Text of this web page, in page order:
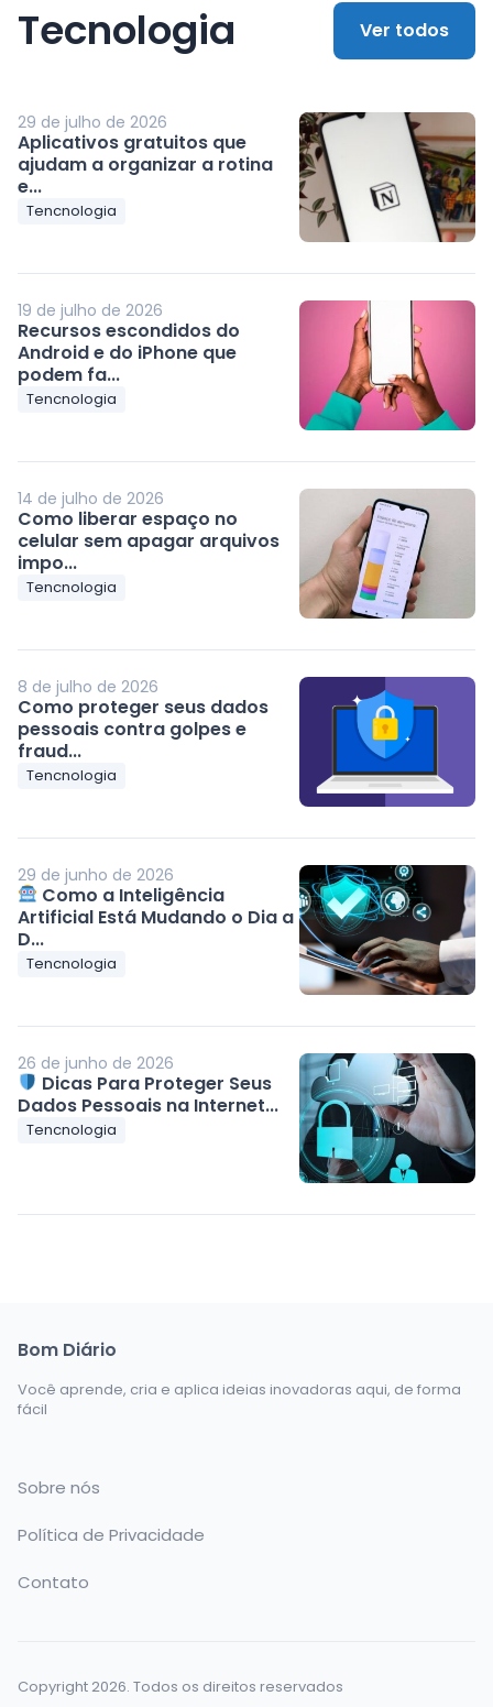
Tecnologia Ver todos
29 de julho de 2026
Aplicativos gratuitos que
ajudam a organizar a rotina
e...
Tencnologia
19 de julho de 2026
Recursos escondidos do
Android e do iPhone que
podem fa...
Tencnologia
14 de julho de 2026
Como liberar espaço no
celular sem apagar arquivos
impo...
Tencnologia
8 de julho de 2026
Como proteger seus dados
pessoais contra golpes e
fraud...
Tencnologia
29 de junho de 2026
Como a Inteligência
Artificial Está Mudando o Dia a
D...
Tencnologia
26 de junho de 2026
Dicas Para Proteger Seus
Dados Pessoais na Internet...
Tencnologia
Bom Diário
Você aprende, cria e aplica ideias inovadoras aqui, de forma
fácil
Sobre nós
Política de Privacidade
Contato
Copyright 2026. Todos os direitos reservados